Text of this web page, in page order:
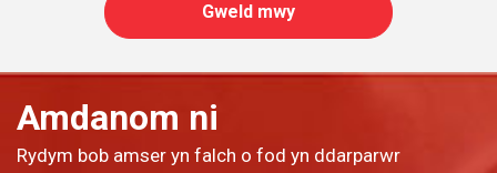
Gweld mwy
Amdanom ni
Rydym bob amser yn falch o fod yn ddarparwr